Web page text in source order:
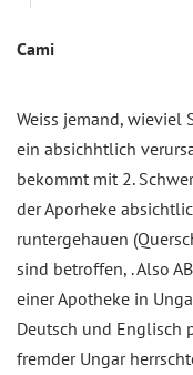
Cami
Weiss jemand, wieviel
ein absichhtlich
bekommt mit 2.
der Aporheke
runtergehauen
sind betroffen, . Also
einer Apotheke in
Deutsch und Englisch
fremder Ungar